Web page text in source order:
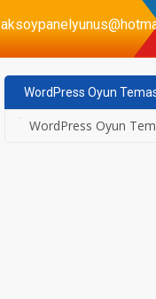
WordPress Oyun
WordPress Oyun